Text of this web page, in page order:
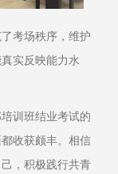
考场秩序，维护
实反映能力水
训班结业考试的
收获颇丰。相信
，积极践行共青